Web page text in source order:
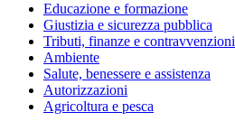
Educazione e formazione
Giustizia e sicurezza pubblica
Tributi, finanze e contravvenzioni
Ambiente
Salute, benessere e assistenza
Autorizzazioni
Agricoltura e pesca